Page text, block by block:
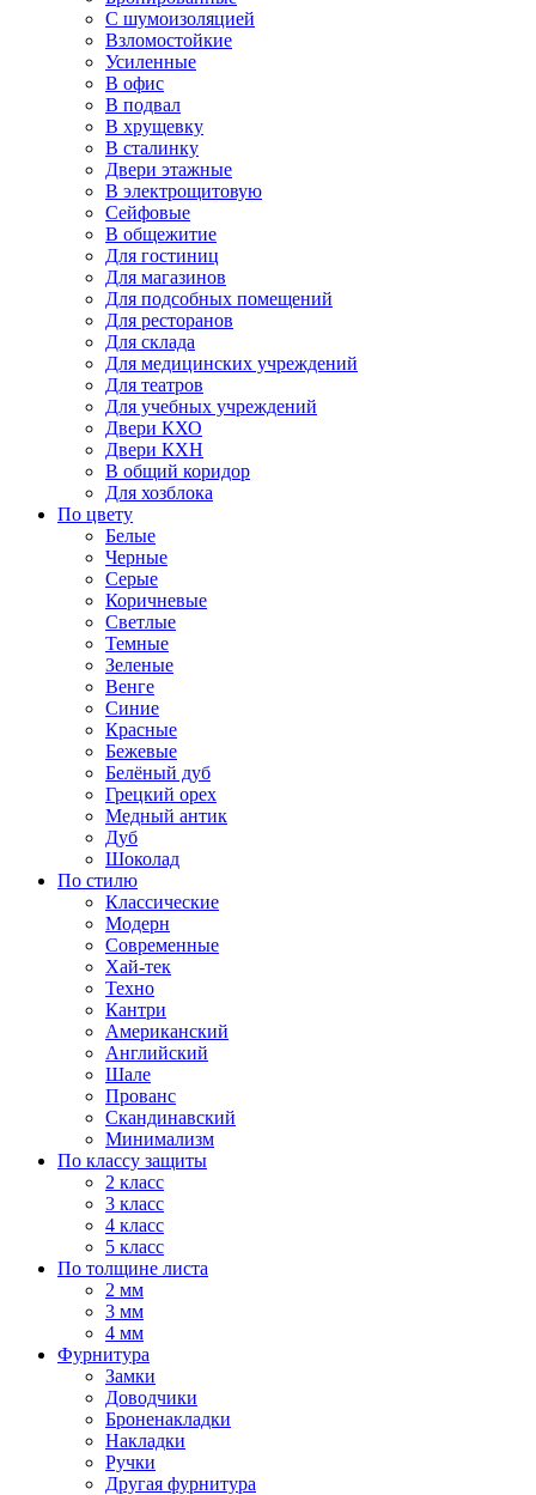
С шумоизоляцией
Взломостойкие
Усиленные
В офис
В подвал
В хрущевку
В сталинку
Двери этажные
В электрощитовую
Сейфовые
В общежитие
Для гостиниц
Для магазинов
Для подсобных помещений
Для ресторанов
Для склада
Для медицинских учреждений
Для театров
Для учебных учреждений
Двери КХО
Двери КХН
В общий коридор
Для хозблока
По цвету
Белые
Черные
Серые
Коричневые
Светлые
Темные
Зеленые
Венге
Синие
Красные
Бежевые
Белёный дуб
Грецкий орех
Медный антик
Дуб
Шоколад
По стилю
Классические
Модерн
Современные
Хай-тек
Техно
Кантри
Американский
Английский
Шале
Прованс
Скандинавский
Минимализм
По классу защиты
2 класс
3 класс
4 класс
5 класс
По толщине листа
2 мм
3 мм
4 мм
Фурнитура
Замки
Доводчики
Броненакладки
Накладки
Ручки
Другая фурнитура